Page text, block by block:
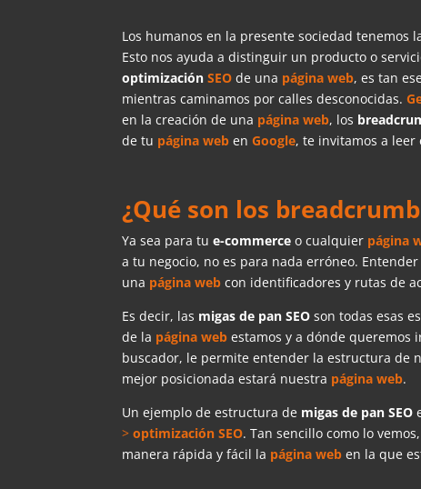
Los humanos en la presente sociedad tenemos
Esto nos ayuda a distinguir un producto o
optimizaciónSEO de una página web, es tan
mientras caminamos por calles desconocidas.
en la creación de una página web, los
de tu página web enGoogle, te invitamos a leer
¿Qué son los
Ya sea para tue-commerce o cualquier página
a tu negocio, no es para nada erróneo.
una página web con identificadores y rutas de
Es decir, las migas de pan SEO son todas esas
de la página web estamos y a dónde queremos
buscador, le permite entender la estructura de
mejor posicionada estará nuestra página web.
Un ejemplo de estructura de migas de pan SEO
>optimización SEO. Tan sencillo como lo
manera rápida y fácil la página web en la que